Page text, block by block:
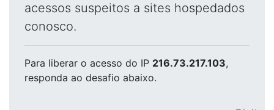
acessos suspeitos a sites hospedados
conosco.
Para liberar o acesso do IP 216.73.217.103,
responda ao desafio abaixo.